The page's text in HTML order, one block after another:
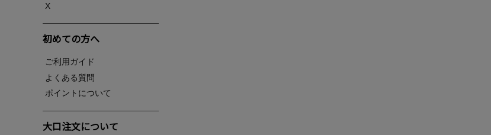
X
初めての方へ
ご利用ガイド
よくある質問
ポイントについて
大口注文について